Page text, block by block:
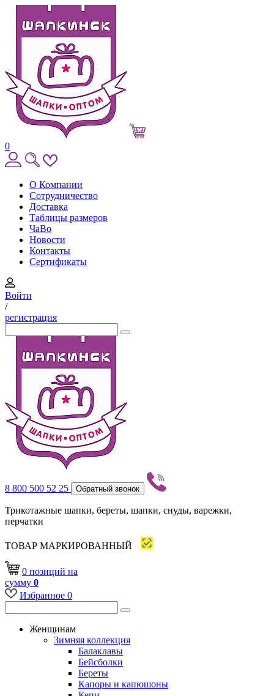
0
О Компании
Сотрудничество
Доставка
Таблицы размеров
ЧаВо
Новости
Контакты
Сертификаты
Войти
/
регистрация
8 800 500 52 25 Обратный звонок
Трикотажные шапки, береты, шапки, снуды, варежки,
перчатки
ТОВАР МАРКИРОВАННЫЙ
0 позиций на
сумму 0
Избранное 0
Женщинам
Зимняя коллекция
Балаклавы
Бейсболки
Береты
Капоры и капюшоны